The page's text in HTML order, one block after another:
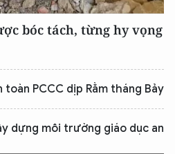
bóc tách, từng hy vọng
PCCC dịp Rằm tháng Bảy
dựng môi trường giáo dục an